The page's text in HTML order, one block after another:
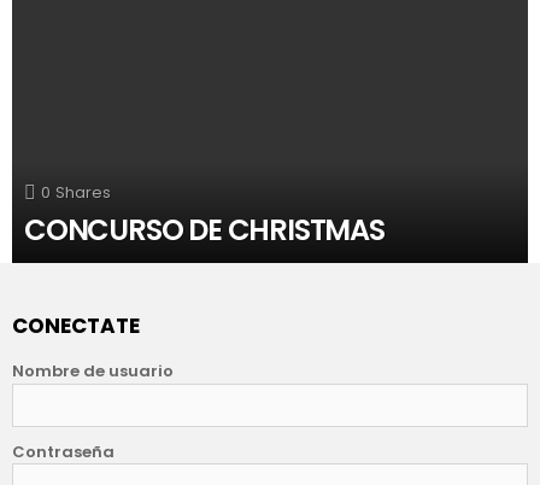
0 Shares
CONCURSO DE CHRISTMAS
CONECTATE
Nombre de usuario
Contraseña